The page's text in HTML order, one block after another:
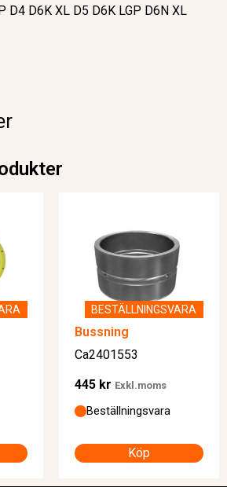
D4 D6K XL D5 D6K LGP D6N XL
BESTÄLLNINGSVARA
Bussning
Ca2401553
445 kr Exkl.moms
Beställningsvara
Köp